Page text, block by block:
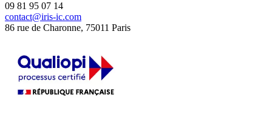
09 81 95 07 14
contact@iris-ic.com
86 rue de Charonne, 75011 Paris